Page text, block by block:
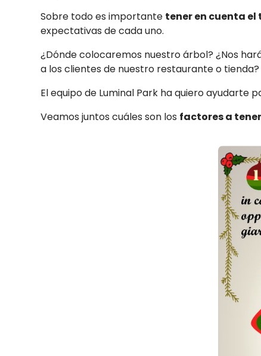
Sobre todo es importante tener en cuenta
expectativas de cada uno.
¿Dónde colocaremos nuestro árbol? ¿Nos
a los clientes de nuestro restaurante o tienda?
El equipo de Luminal Park ha quiero
Veamos juntos cuáles son los factores a